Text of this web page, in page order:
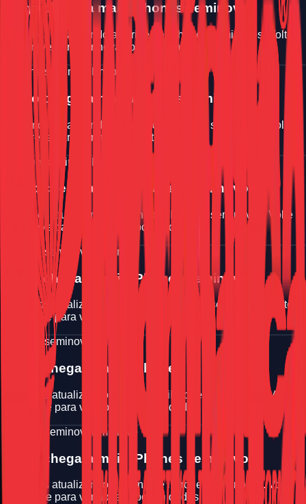
Logo chegara mais iPhones seminovos
Estamos atualizando a vitrine de iPhones seminovos. Volte
em breve para ver novas oportunidades.
iPhone seminovo Em breve
Logo chegara mais iPhones seminovos
Estamos atualizando a vitrine de iPhones seminovos. Volte
em breve para ver novas oportunidades.
iPhone seminovo
Logo chegara mais iPhones seminovos
Estamos atualizando a vitrine de iPhones seminovos. Volte
em breve para ver novas oportunidades.
iPhone seminovo Em breve
Logo chegara mais iPhones seminovos
Estamos atualizando a vitrine de iPhones seminovos. Volte
em breve para ver novas oportunidades.
iPhone seminovo Em breve
Logo chegara mais iPhones seminovos
Estamos atualizando a vitrine de iPhones seminovos. Volte
em breve para ver novas oportunidades.
iPhone seminovo Em breve
Logo chegara mais iPhones seminovos
Estamos atualizando a vitrine de iPhones seminovos. Volte
em breve para ver novas oportunidades.